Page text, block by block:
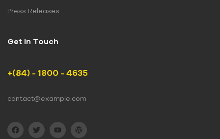
Press Releases
Get In Touch
+(84) - 1800 - 4635
contact@example.com